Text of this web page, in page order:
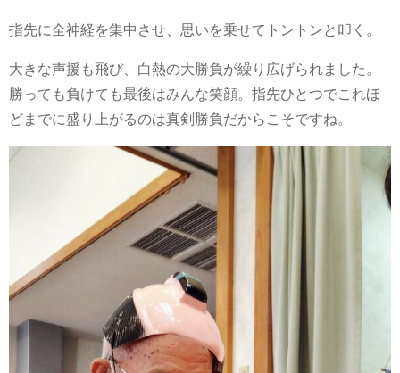
指先に全神経を集中させ、思いを乗せてトントンと叩く。
大きな声援も飛び、白熱の大勝負が繰り広げられました。
勝っても負けても最後はみんな笑顔。指先ひとつでこれほ
どまでに盛り上がるのは真剣勝負だからこそですね。